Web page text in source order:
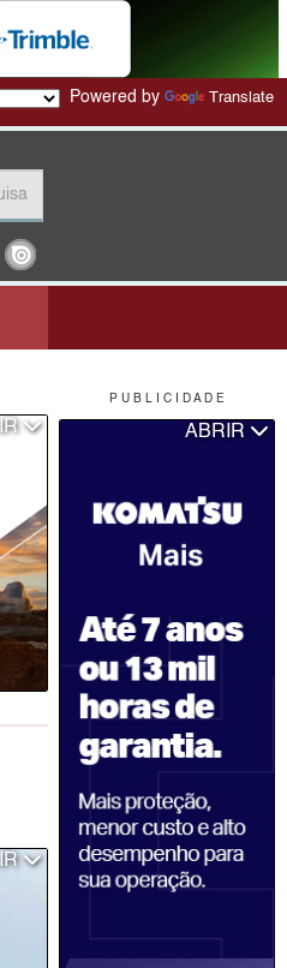
P U B L I C I D A D E
ABRIR
Powered by Translate